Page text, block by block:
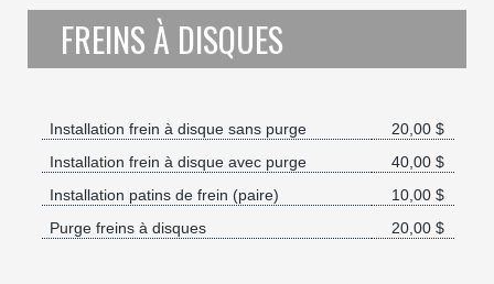
FREINS À DISQUES
Installation frein à disque sans purge
20,00 $
Installation frein à disque avec purge
40,00 $
Installation patins de frein (paire)
10,00 $
Purge freins à disques
20,00 $